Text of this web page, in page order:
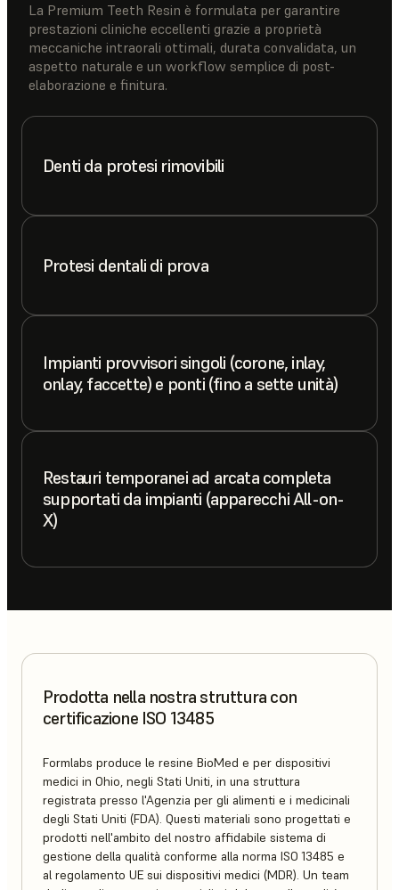
La Premium Teeth Resin è formulata per garantire
prestazioni cliniche eccellenti grazie a proprietà
meccaniche intraorali ottimali, durata convalidata, un
aspetto naturale e un workflow semplice di post-
elaborazione e finitura.
Denti da protesi rimovibili
Protesi dentali di prova
Impianti provvisori singoli (corone, inlay,
onlay, faccette) e ponti (fino a sette unità)
Restauri temporanei ad arcata completa
supportati da impianti (apparecchi All-on-
X)
Prodotta nella nostra struttura con
certificazione ISO 13485
Formlabs produce le resine BioMed e per dispositivi
medici in Ohio, negli Stati Uniti, in una struttura
registrata presso l'Agenzia per gli alimenti e i medicinali
degli Stati Uniti (FDA). Questi materiali sono progettati e
prodotti nell'ambito del nostro affidabile sistema di
gestione della qualità conforme alla norma ISO 13485 e
al regolamento UE sui dispositivi medici (MDR). Un team